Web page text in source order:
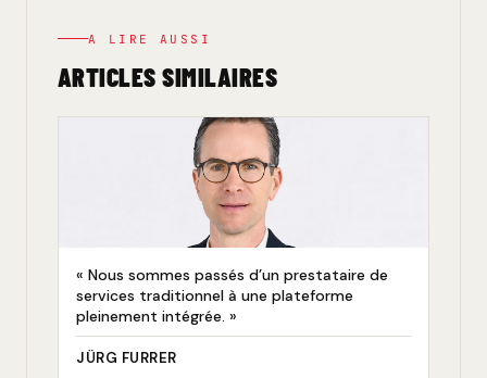
A LIRE AUSSI
ARTICLES SIMILAIRES
« Nous sommes passés d’un prestataire de
services traditionnel à une plateforme
pleinement intégrée. »
JÜRG FURRER